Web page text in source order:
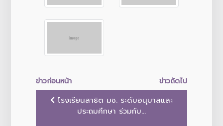
ข่าวก่อนหน้า
ข่าวถัดไป
โรงเรียนสาธิต มช. ระดับอนุบาลและ
ประถมศึกษา ร่วมกับ...